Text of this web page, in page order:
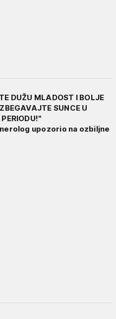
DUŽU MLADOST I BOLJE
SUNCE U
upozorio na ozbiljne